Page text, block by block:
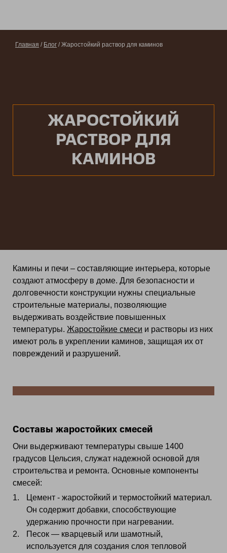
ЖАРОСТОЙКИЙ
РАСТВОР ДЛЯ
КАМИНОВ
Главная / Блог / Жаростойкий раствор для каминов
Камины и печи – составляющие интерьера, которые
создают атмосферу в доме. Для безопасности и
долговечности конструкции нужны специальные
строительные материалы, позволяющие
выдерживать воздействие повышенных
температуры. Жаростойкие смеси и растворы из них
имеют роль в укреплении каминов, защищая их от
повреждений и разрушений.
Составы жаростойких смесей
Они выдерживают температуры свыше 1400
градусов Цельсия, служат надежной основой для
строительства и ремонта. Основные компоненты
смесей:
Цемент - жаростойкий и термостойкий материал.
Он содержит добавки, способствующие
удержанию прочности при нагревании.
Песок — кварцевый или шамотный,
используется для создания слоя тепловой